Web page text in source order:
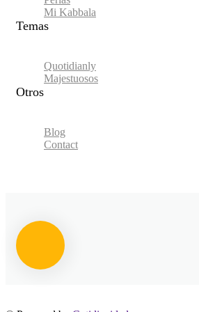
Mi Kabbala
Temas
Quotidianly
Majestuosos
Otros
Blog
Contact